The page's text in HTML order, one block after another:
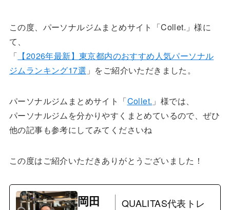
この度、パーソナルジムまとめサイト「Collet.」様に
て、
「 【2026年最新】東京都内のおすすめ人気パーソナル
ジムランキング17選 」をご紹介いただきました。
パーソナルジムまとめサイト「Collet. 」様では、
パーソナルジムを分かりやすくまとめているので、ぜひ
他の記事も参考にしてみてくださいね
この度はご紹介いただきありがとうございました！
岡田
QUALITAS代表トレ